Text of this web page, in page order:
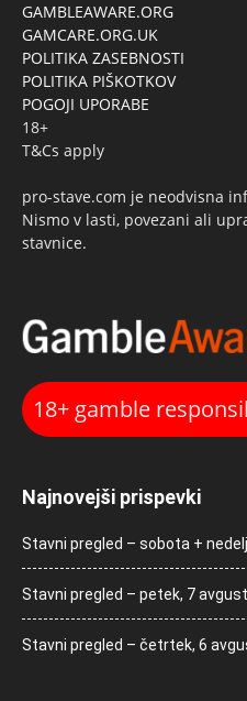
GAMBLEAWARE.ORG
GAMCARE.ORG.UK
POLITIKA ZASEBNOSTI
POLITIKA PIŠKOTKOV
POGOJI UPORABE
18+
T&Cs apply
pro-stave.com je neodvisna
Nismo v lasti, povezani ali
stavnice.
18+ gamble
Najnovejši prispevki
Stavni pregled – sobota +
Stavni pregled – petek, 7
Stavni pregled – četrtek, 6